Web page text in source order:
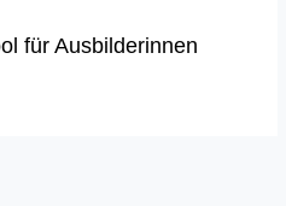
für Ausbilderinnen